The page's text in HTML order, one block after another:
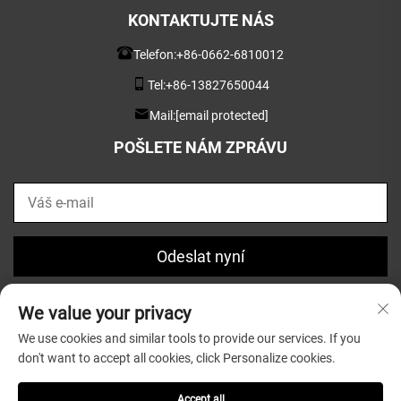
KONTAKTUJTE NÁS
Telefon:+86-0662-6810012
Tel:+86-13827650044
Mail:[email protected]
POŠLETE NÁM ZPRÁVU
Odeslat nyní
Housewares Co.,Ltd. |
Zásady ochrany soukromí
We value your privacy
We use cookies and similar tools to provide our services. If you
don't want to accept all cookies, click Personalize cookies.